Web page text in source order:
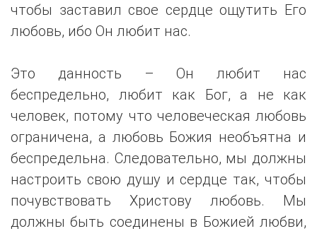
чтобы заставил свое сердце ощутить Его
любовь, ибо Он любит нас.
Это данность – Он любит нас
беспредельно, любит как Бог, а не как
человек, потому что человеческая любовь
ограничена, а любовь Божия необъятна и
беспредельна. Следовательно, мы должны
настроить свою душу и сердце так, чтобы
почувствовать Христову любовь. Мы
должны быть соединены в Божией любви,